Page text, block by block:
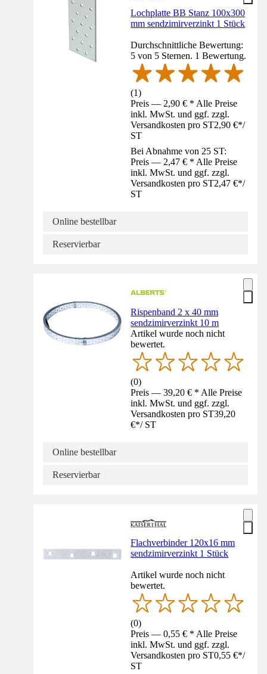
Lochplatte BB Stanz 100x300
mm sendzimirverzinkt 1 Stück
Durchschnittliche Bewertung:
5 von 5 Sternen. 1 Bewertung.
(1)
Preis — 2,90 € * Alle Preise
inkl. MwSt. und ggf. zzgl.
Versandkosten pro ST2,90 €*/
ST
Bei Abnahme von 25 ST:
Preis — 2,47 € * Alle Preise
inkl. MwSt. und ggf. zzgl.
Versandkosten pro ST2,47 €*/
ST
Online bestellbar
Reservierbar
Rispenband 2 x 40 mm
sendzimirverzinkt 10 m
Artikel wurde noch nicht
bewertet.
(0)
Preis — 39,20 € * Alle Preise
inkl. MwSt. und ggf. zzgl.
Versandkosten pro ST39,20
€*/ ST
Online bestellbar
Reservierbar
Flachverbinder 120x16 mm
sendzimirverzinkt 1 Stück
Artikel wurde noch nicht
bewertet.
(0)
Preis — 0,55 € * Alle Preise
inkl. MwSt. und ggf. zzgl.
Versandkosten pro ST0,55 €*/
ST